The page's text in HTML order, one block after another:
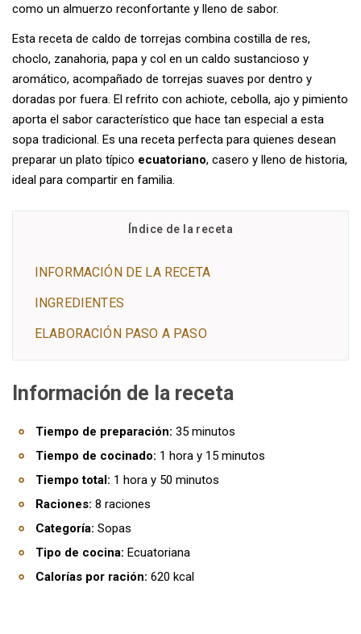
como un almuerzo reconfortante y lleno de sabor.
Esta receta de caldo de torrejas combina costilla de res,
choclo, zanahoria, papa y col en un caldo sustancioso y
aromático, acompañado de torrejas suaves por dentro y
doradas por fuera. El refrito con achiote, cebolla, ajo y pimiento
aporta el sabor característico que hace tan especial a esta
sopa tradicional. Es una receta perfecta para quienes desean
preparar un plato típico ecuatoriano, casero y lleno de historia,
ideal para compartir en familia.
Índice de la receta
INFORMACIÓN DE LA RECETA
INGREDIENTES
ELABORACIÓN PASO A PASO
Información de la receta
Tiempo de preparación: 35 minutos
Tiempo de cocinado: 1 hora y 15 minutos
Tiempo total: 1 hora y 50 minutos
Raciones: 8 raciones
Categoría: Sopas
Tipo de cocina: Ecuatoriana
Calorías por ración: 620 kcal